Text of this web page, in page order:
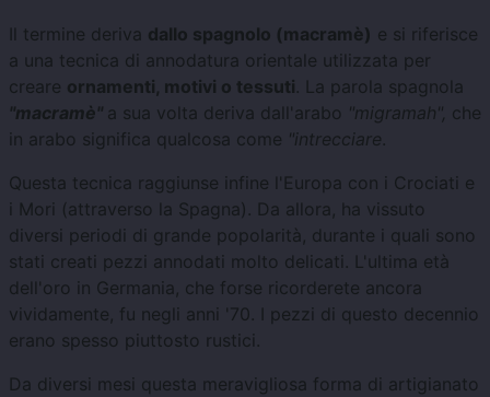
Il termine deriva dallo spagnolo (macramè) e si riferisce
a una tecnica di annodatura orientale utilizzata per
creare ornamenti, motivi o tessuti. La parola spagnola
"macramè" a sua volta deriva dall'arabo "migramah", che
in arabo significa qualcosa come "intrecciare.
Questa tecnica raggiunse infine l'Europa con i Crociati e
i Mori (attraverso la Spagna). Da allora, ha vissuto
diversi periodi di grande popolarità, durante i quali sono
stati creati pezzi annodati molto delicati. L'ultima età
dell'oro in Germania, che forse ricorderete ancora
vividamente, fu negli anni '70. I pezzi di questo decennio
erano spesso piuttosto rustici.
Da diversi mesi questa meravigliosa forma di artigianato